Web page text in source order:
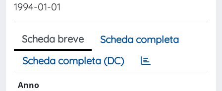
1994-01-01
Scheda breve
Scheda completa
Scheda completa (DC)
Anno